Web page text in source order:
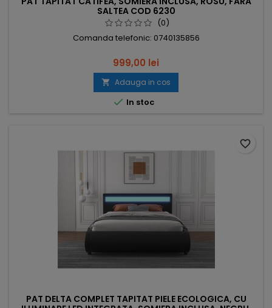
SALTEA COD 6230
(0)
Comanda telefonic: 0740135856
999,00 lei
 Adauga in cos
 In stoc
PAT DELTA COMPLET TAPITAT PIELE ECOLOGICA, CU
favorite_border